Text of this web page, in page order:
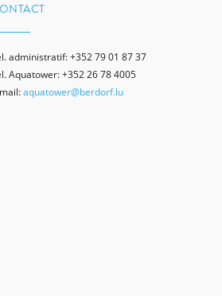
administratif: +352 79 01 87 37
Aquatower: +352 26 78 4005
aquatower@berdorf.lu